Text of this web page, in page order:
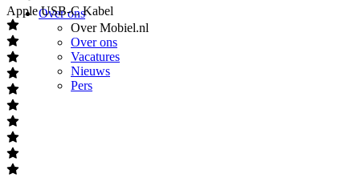
Over ons
Over Mobiel.nl
Over ons
Vacatures
Nieuws
Pers
Apple USB-C Kabel